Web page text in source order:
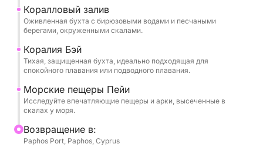
знакового участка побережья, наслаждайтесь
видами золотых скал, спокойных синих морей и
пышных внутренних холмов за ним.
Путешествие продолжается к знаменитым
Морским пещерам Пейи — естественным
скальным образованиям, высеченным ветром и
волнами в арки и туннели вдоль скал. Именно
остановки для купания в кристально чистых
водах с видом на окружающие вас пещеры.
Коралловый залив
Оживленная бухта с бирюзовыми водами и песчаными
берегами, окруженными скалами.
Коралия Бэй
Тихая, защищенная бухта, идеально подходящая для
спокойного плавания или подводного плавания.
Морские пещеры Пейи
Исследуйте впечатляющие пещеры и арки, высеченные в
скалах у моря.
Bозвращение в:
Paphos Port, Paphos, Cyprus